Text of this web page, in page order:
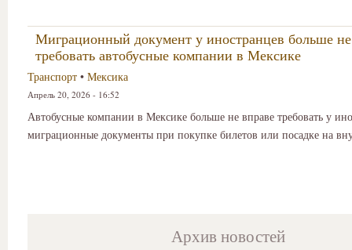
Миграционный документ у иностранцев больше не
требовать автобусные компании в Мексике
Транспорт • Мексика
Апрель 20, 2026 - 16:52
Автобусные компании в Мексике больше не вправе требовать у
миграционные документы при покупке билетов или посадке на
Архив новостей